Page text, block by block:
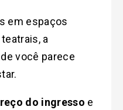
em espaços
a
você parece
do ingresso e